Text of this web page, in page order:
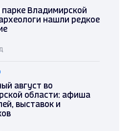
парке Владимирской
нашли редкое
август во
области: афиша
выставок и